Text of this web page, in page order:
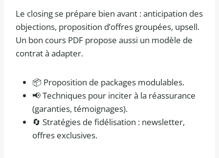
Le closing se prépare bien avant : anticipation des
objections, proposition d’offres groupées, upsell.
Un bon cours PDF propose aussi un modèle de
contrat à adapter.
📦 Proposition de packages modulables.
📢 Techniques pour inciter à la réassurance
(garanties, témoignages).
🔄 Stratégies de fidélisation : newsletter,
offres exclusives.